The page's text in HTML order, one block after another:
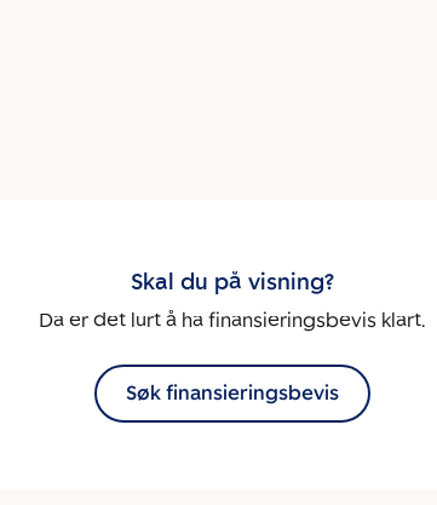
Skal du på visning?
Da er det lurt å ha finansieringsbevis klart.
Søk finansieringsbevis